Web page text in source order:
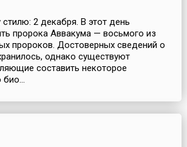
2 декабря. В этот день
пророка Аввакума — восьмого из
пророков. Достоверных сведений о
однако существуют
составить некоторое
био...